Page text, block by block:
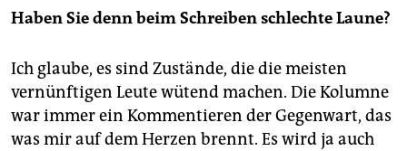
Haben Sie denn beim Schreiben schlechte Laune?
Ich glaube, es sind Zustände, die die meisten
vernünftigen Leute wütend machen. Die Kolumne
war immer ein Kommentieren der Gegenwart, das
was mir auf dem Herzen brennt. Es wird ja auch